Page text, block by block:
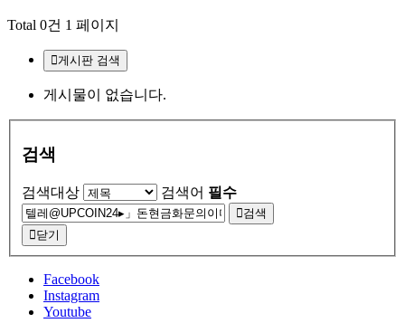
Total 0건 1 페이지
게시판 검색
게시물이 없습니다.
검색
검색대상 검색어 필수
검색
닫기
Facebook
Instagram
Youtube